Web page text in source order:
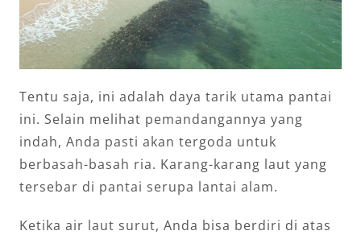
Tentu saja, ini adalah daya tarik utama pantai
ini. Selain melihat pemandangannya yang
indah, Anda pasti akan tergoda untuk
berbasah-basah ria. Karang-karang laut yang
tersebar di pantai serupa lantai alam.
Ketika air laut surut, Anda bisa berdiri di atas